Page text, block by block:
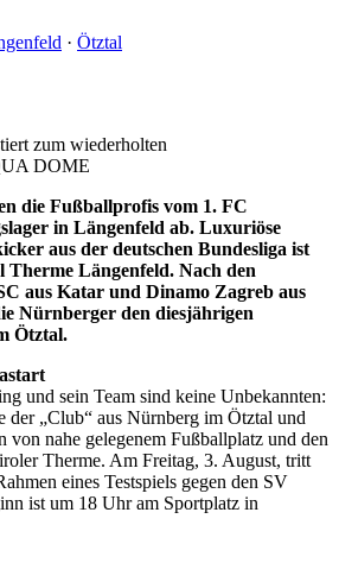
· Ötztal
zum wiederholten
DOME
die Fußballprofis vom 1. FC
in Längenfeld ab. Luxuriöse
aus der deutschen Bundesliga ist
Längenfeld. Nach den
aus Katar und Dinamo Zagreb aus
Nürnberger den diesjährigen
Ötztal.
und sein Team sind keine Unbekannten:
der „Club“ aus Nürnberg im Ötztal und
von nahe gelegenem Fußballplatz und den
Therme. Am Freitag, 3. August, tritt
eines Testspiels gegen den SV
ist um 18 Uhr am Sportplatz in